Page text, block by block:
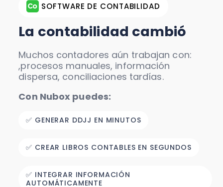
SOFTWARE DE CONTABILIDAD
La contabilidad cambió
Muchos contadores aún trabajan con:
,procesos manuales, información
dispersa, conciliaciones tardías.
Con Nubox puedes:
✅ GENERAR DDJJ EN MINUTOS
✅ CREAR LIBROS CONTABLES EN SEGUNDOS
✅ INTEGRAR INFORMACIÓN
AUTOMÁTICAMENTE